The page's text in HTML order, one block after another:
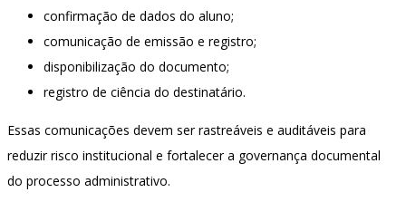
confirmação de dados do aluno;
comunicação de emissão e registro;
disponibilização do documento;
registro de ciência do destinatário.
Essas comunicações devem ser rastreáveis e auditáveis para
reduzir risco institucional e fortalecer a governança documental
do processo administrativo.